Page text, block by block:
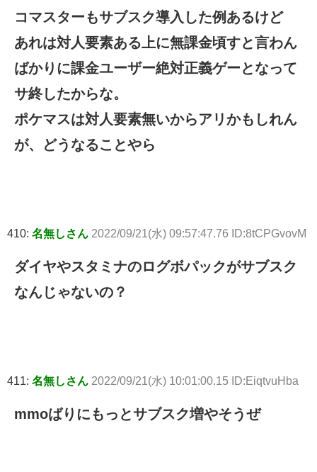
コマスターもサブスク導入した例あるけど
あれは対人要素ある上に無課金頃すと言わん
ばかりに課金ユーザー絶対正義ゲーとなって
サ終したからな。
ポケマスは対人要素無いからアリかもしれん
が、どうなることやら
410: 名無しさん 2022/09/21(水) 09:57:47.76 ID:8tCPGvovM
ダイヤやスタミナのログボパックがサブスク
なんじゃないの？
411: 名無しさん 2022/09/21(水) 10:01:00.15 ID:EiqtvuHba
mmoばりにもっとサブスク増やそうぜ